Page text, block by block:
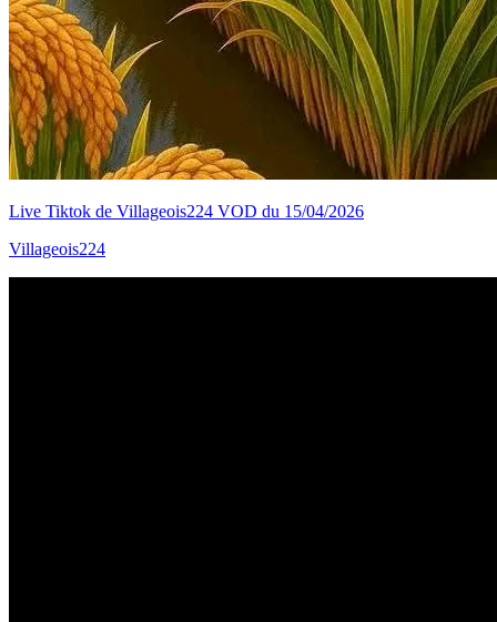
Live Tiktok de Villageois224 VOD du 15/04/2026
Villageois224